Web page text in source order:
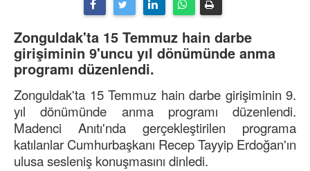
Zonguldak'ta 15 Temmuz hain darbe
girişiminin 9'uncu yıl dönümünde anma
programı düzenlendi.
Zonguldak'ta 15 Temmuz hain darbe girişiminin 9.
yıl dönümünde anma programı düzenlendi.
Madenci Anıtı'nda gerçekleştirilen programa
katılanlar Cumhurbaşkanı Recep Tayyip Erdoğan'ın
ulusa sesleniş konuşmasını dinledi.